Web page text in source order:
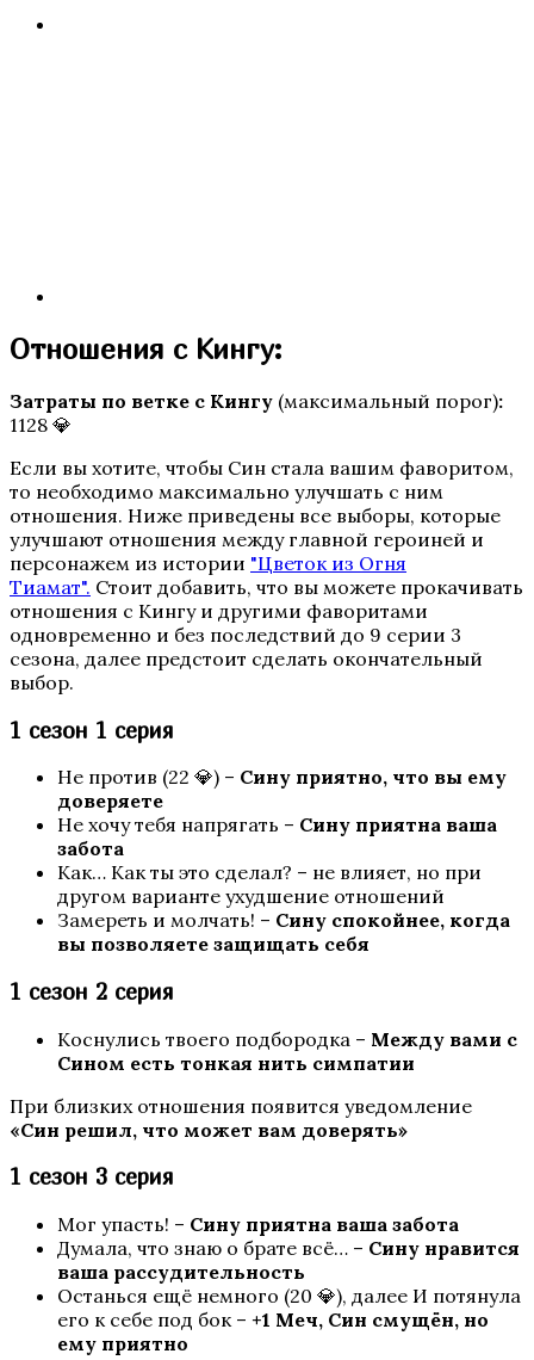
Кали: Пламя Сансары
W: Ловчая Времени
Любовь, Грех и Зло
Я охочусь на тебя 2
Отношения с Кингу:
Затраты по ветке с Кингу (максимальный порог):
1128 💎
Если вы хотите, чтобы Син стала вашим фаворитом,
то необходимо максимально улучшать с ним
отношения. Ниже приведены все выборы, которые
улучшают отношения между главной героиней и
персонажем из истории "Цветок из Огня
Тиамат". Стоит добавить, что вы можете прокачивать
отношения с Кингу и другими фаворитами
одновременно и без последствий до 9 серии 3
сезона, далее предстоит сделать окончательный
выбор.
1 сезон 1 серия
Не против (22 💎) – Сину приятно, что вы ему
доверяете
Не хочу тебя напрягать – Сину приятна ваша
забота
Как… Как ты это сделал? – не влияет, но при
другом варианте ухудшение отношений
Замереть и молчать! – Сину спокойнее, когда
вы позволяете защищать себя
1 сезон 2 серия
Коснулись твоего подбородка – Между вами с
Сином есть тонкая нить симпатии
При близких отношения появится уведомление
«Син решил, что может вам доверять»
1 сезон 3 серия
Мог упасть! – Сину приятна ваша забота
Думала, что знаю о брате всё… – Сину нравится
ваша рассудительность
Останься ещё немного (20 💎), далее И потянула
его к себе под бок – +1 Меч, Син смущён, но
ему приятно